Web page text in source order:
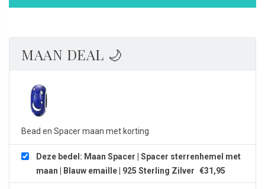
sterrenhemel
Blauw
Sterling
Zilver
aantal
MAAN DEAL 🌙
Bead en Spacer maan met korting
Deze bedel: Maan Spacer | Spacer sterrenhemel met
maan | Blauw emaille | 925 Sterling Zilver €31,95